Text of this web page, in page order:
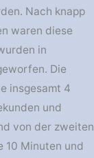
Nach knapp
waren diese
in
Die
insgesamt 4
und
von der zweiten
10 Minuten und